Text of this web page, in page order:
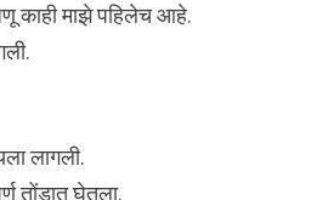
काही माझे पहिलेच आहे.
लागली.
तोंडात घेतला.